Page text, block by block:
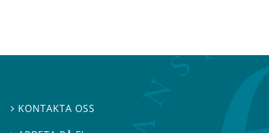
 KONTAKTA OSS